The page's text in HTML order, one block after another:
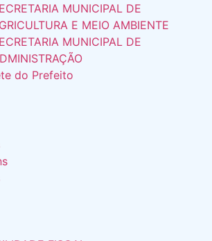
MUNICIPAL DE
E MEIO AMBIENTE
MUNICIPAL DE
do Prefeito